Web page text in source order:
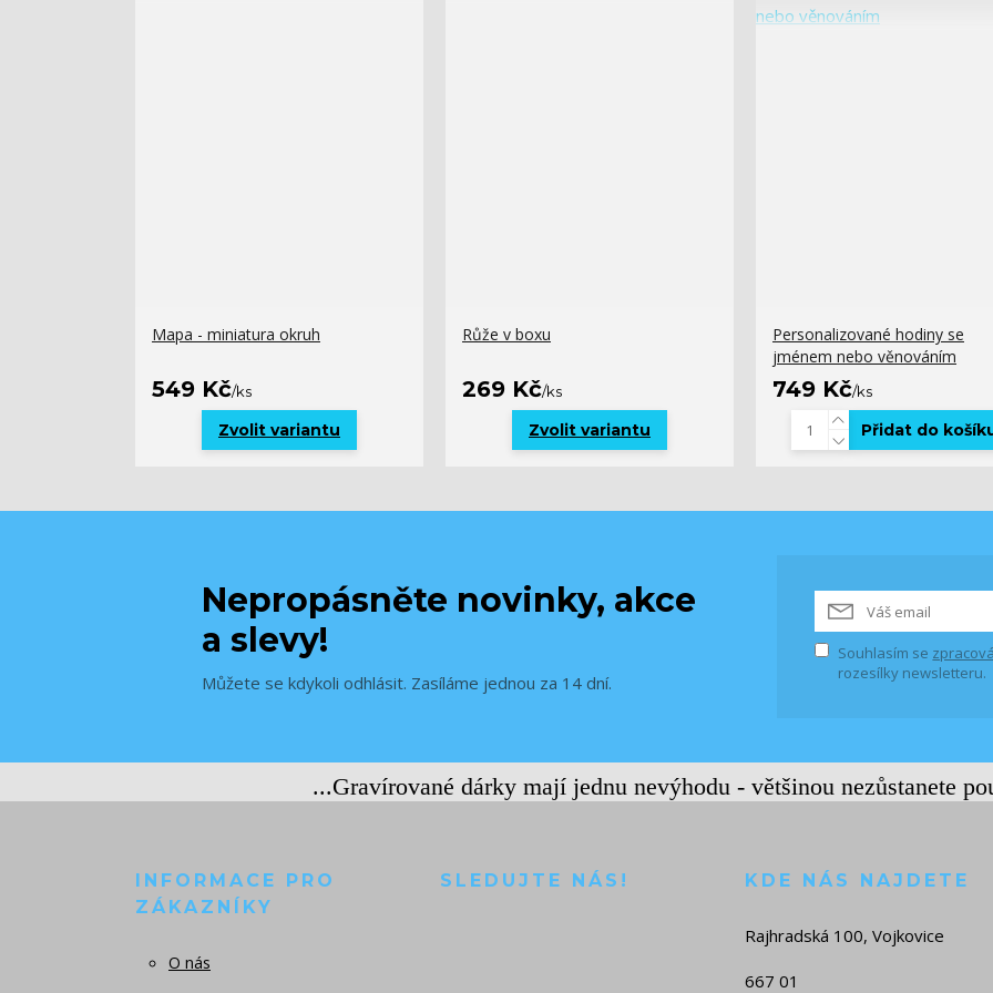
Mapa - miniatura okruh
549 Kč/ks
Zvolit variantu
Růže v boxu
269 Kč/ks
Zvolit variantu
Personalizované hodiny se
jménem nebo věnováním
749 Kč/ks
Přidat do
Nepropásněte novinky, akce
a slevy!
Můžete se kdykoli odhlásit. Zasíláme jednou za 14 dní.
Souhlasím se
rozesílky newsletteru.
...Gravírované dárky mají jednu nevýhodu - většinou nezůstanete
INFORMACE PRO
ZÁKAZNÍKY
O nás
SLEDUJTE NÁS! KDE NÁS NAJDETE
Rajhradská 100, Vojkovice
667 01